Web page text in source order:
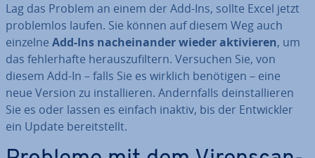
Lag das Problem an einem der Add-Ins, sollte Excel jetzt
pro­blem­los laufen. Sie können auf diesem Weg auch
einzelne Add-Ins nach­ein­an­der wieder ak­ti­vie­ren, um
das feh­ler­haf­te her­aus­zu­fil­tern. Versuchen Sie, von
diesem Add-In – falls Sie es wirklich benötigen – eine
neue Version zu in­stal­lie­ren. An­dern­falls de­instal­lie­ren
Sie es oder lassen es einfach inaktiv, bis der Ent­wick­ler
ein Update be­reit­stellt.